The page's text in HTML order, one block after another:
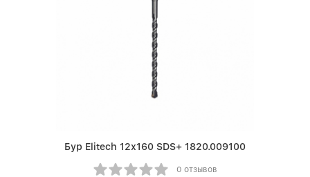
Бур Elitech 12х160 SDS+ 1820.009100
0 отзывов